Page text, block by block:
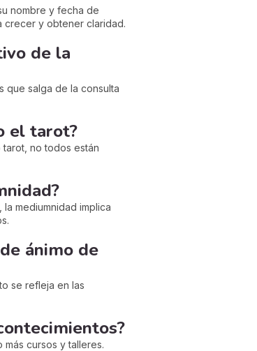
nombre y fecha de
crecer y obtener claridad.
de la
que salga de la consulta
el tarot?
no todos están
mediumnidad implica
ánimo de
se refleja en las
cursos y talleres.